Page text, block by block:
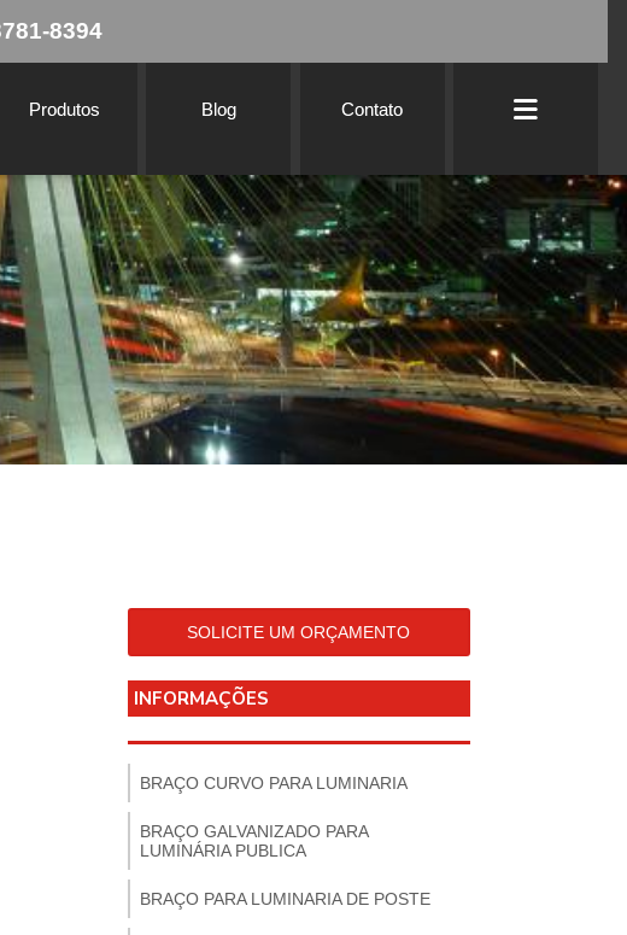
8394
Produtos Blog Contato
SOLICITE UM ORÇAMENTO
INFORMAÇÕES
BRAÇO CURVO PARA LUMINARIA
BRAÇO GALVANIZADO PARA
LUMINÁRIA PUBLICA
BRAÇO PARA LUMINARIA DE POSTE